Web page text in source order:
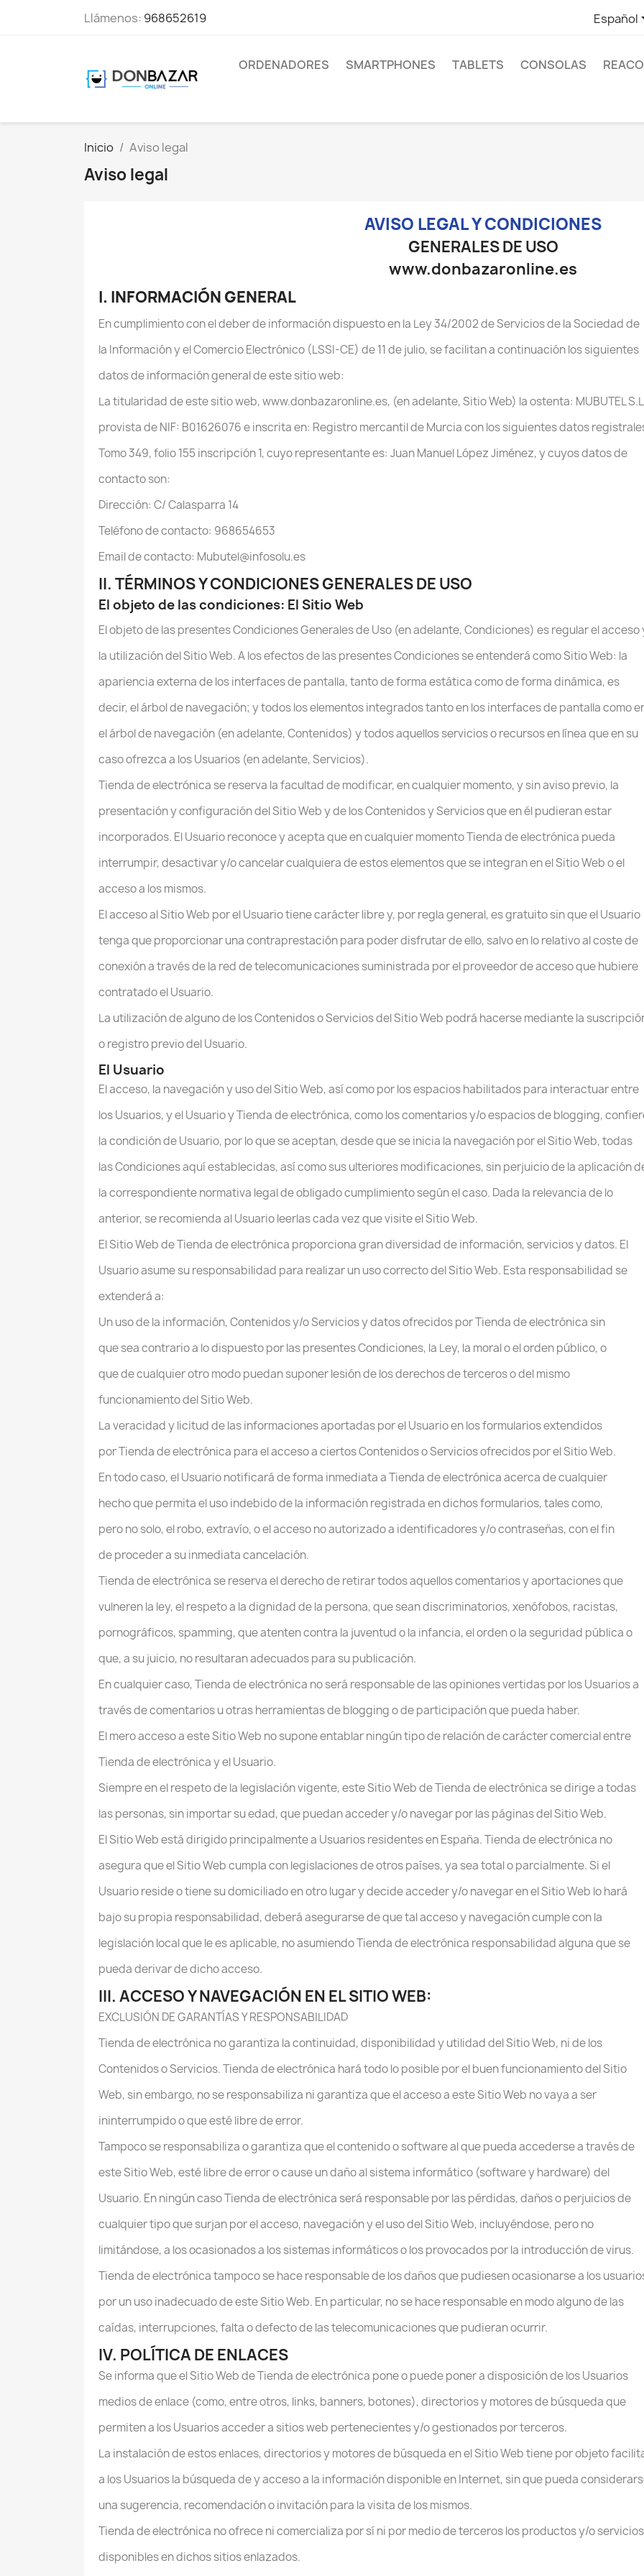
Llámenos: 968652619 Español
ORDENADORES SMARTPHONES TABLETS CONSOLAS
Inicio Aviso legal
Aviso legal
AVISO LEGAL Y CONDICIONES
GENERALES DE USO
www.donbazaronline.es
I. INFORMACIÓN GENERAL
En cumplimiento con el deber de información dispuesto en la Ley 34/2002 de Servicios de la Sociedad de
la Información y el Comercio Electrónico (LSSI-CE) de 11 de julio, se facilitan a continuación los siguientes
datos de información general de este sitio web:
La titularidad de este sitio web, www.donbazaronline.es, (en adelante, Sitio Web) la ostenta: MUBUTEL
provista de NIF: B01626076 e inscrita en: Registro mercantil de Murcia con los siguientes datos
Tomo 349, folio 155 inscripción 1, cuyo representante es: Juan Manuel López Jiménez, y cuyos datos de
contacto son:
Dirección: C/ Calasparra 14
Teléfono de contacto: 968654653
Email de contacto: Mubutel@infosolu.es
II. TÉRMINOS Y CONDICIONES GENERALES DE USO
El objeto de las condiciones: El Sitio Web
El objeto de las presentes Condiciones Generales de Uso (en adelante, Condiciones) es regular el acceso
la utilización del Sitio Web. A los efectos de las presentes Condiciones se entenderá como Sitio Web: la
apariencia externa de los interfaces de pantalla, tanto de forma estática como de forma dinámica, es
decir, el árbol de navegación; y todos los elementos integrados tanto en los interfaces de pantalla como
el árbol de navegación (en adelante, Contenidos) y todos aquellos servicios o recursos en línea que en su
caso ofrezca a los Usuarios (en adelante, Servicios).
Tienda de electrónica se reserva la facultad de modificar, en cualquier momento, y sin aviso previo, la
presentación y configuración del Sitio Web y de los Contenidos y Servicios que en él pudieran estar
incorporados. El Usuario reconoce y acepta que en cualquier momento Tienda de electrónica pueda
interrumpir, desactivar y/o cancelar cualquiera de estos elementos que se integran en el Sitio Web o el
acceso a los mismos.
El acceso al Sitio Web por el Usuario tiene carácter libre y, por regla general, es gratuito sin que el Usuario
tenga que proporcionar una contraprestación para poder disfrutar de ello, salvo en lo relativo al coste de
conexión a través de la red de telecomunicaciones suministrada por el proveedor de acceso que hubiere
contratado el Usuario.
La utilización de alguno de los Contenidos o Servicios del Sitio Web podrá hacerse mediante la
o registro previo del Usuario.
El Usuario
El acceso, la navegación y uso del Sitio Web, así como por los espacios habilitados para interactuar entre
los Usuarios, y el Usuario y Tienda de electrónica, como los comentarios y/o espacios de blogging,
la condición de Usuario, por lo que se aceptan, desde que se inicia la navegación por el Sitio Web, todas
las Condiciones aquí establecidas, así como sus ulteriores modificaciones, sin perjuicio de la aplicación
la correspondiente normativa legal de obligado cumplimiento según el caso. Dada la relevancia de lo
anterior, se recomienda al Usuario leerlas cada vez que visite el Sitio Web.
El Sitio Web de Tienda de electrónica proporciona gran diversidad de información, servicios y datos. El
Usuario asume su responsabilidad para realizar un uso correcto del Sitio Web. Esta responsabilidad se
extenderá a:
Un uso de la información, Contenidos y/o Servicios y datos ofrecidos por Tienda de electrónica sin
que sea contrario a lo dispuesto por las presentes Condiciones, la Ley, la moral o el orden público, o
que de cualquier otro modo puedan suponer lesión de los derechos de terceros o del mismo
funcionamiento del Sitio Web.
La veracidad y licitud de las informaciones aportadas por el Usuario en los formularios extendidos
por Tienda de electrónica para el acceso a ciertos Contenidos o Servicios ofrecidos por el Sitio Web.
En todo caso, el Usuario notificará de forma inmediata a Tienda de electrónica acerca de cualquier
hecho que permita el uso indebido de la información registrada en dichos formularios, tales como,
pero no solo, el robo, extravío, o el acceso no autorizado a identificadores y/o contraseñas, con el fin
de proceder a su inmediata cancelación.
Tienda de electrónica se reserva el derecho de retirar todos aquellos comentarios y aportaciones que
vulneren la ley, el respeto a la dignidad de la persona, que sean discriminatorios, xenófobos, racistas,
pornográficos, spamming, que atenten contra la juventud o la infancia, el orden o la seguridad pública o
que, a su juicio, no resultaran adecuados para su publicación.
En cualquier caso, Tienda de electrónica no será responsable de las opiniones vertidas por los Usuarios a
través de comentarios u otras herramientas de blogging o de participación que pueda haber.
El mero acceso a este Sitio Web no supone entablar ningún tipo de relación de carácter comercial entre
Tienda de electrónica y el Usuario.
Siempre en el respeto de la legislación vigente, este Sitio Web de Tienda de electrónica se dirige a todas
las personas, sin importar su edad, que puedan acceder y/o navegar por las páginas del Sitio Web.
El Sitio Web está dirigido principalmente a Usuarios residentes en España. Tienda de electrónica no
asegura que el Sitio Web cumpla con legislaciones de otros países, ya sea total o parcialmente. Si el
Usuario reside o tiene su domiciliado en otro lugar y decide acceder y/o navegar en el Sitio Web lo hará
bajo su propia responsabilidad, deberá asegurarse de que tal acceso y navegación cumple con la
legislación local que le es aplicable, no asumiendo Tienda de electrónica responsabilidad alguna que se
pueda derivar de dicho acceso.
III. ACCESO Y NAVEGACIÓN EN EL SITIO WEB:
EXCLUSIÓN DE GARANTÍAS Y RESPONSABILIDAD
Tienda de electrónica no garantiza la continuidad, disponibilidad y utilidad del Sitio Web, ni de los
Contenidos o Servicios. Tienda de electrónica hará todo lo posible por el buen funcionamiento del Sitio
Web, sin embargo, no se responsabiliza ni garantiza que el acceso a este Sitio Web no vaya a ser
ininterrumpido o que esté libre de error.
Tampoco se responsabiliza o garantiza que el contenido o software al que pueda accederse a través de
este Sitio Web, esté libre de error o cause un daño al sistema informático (software y hardware) del
Usuario. En ningún caso Tienda de electrónica será responsable por las pérdidas, daños o perjuicios de
cualquier tipo que surjan por el acceso, navegación y el uso del Sitio Web, incluyéndose, pero no
limitándose, a los ocasionados a los sistemas informáticos o los provocados por la introducción de virus.
Tienda de electrónica tampoco se hace responsable de los daños que pudiesen ocasionarse a los
por un uso inadecuado de este Sitio Web. En particular, no se hace responsable en modo alguno de las
caídas, interrupciones, falta o defecto de las telecomunicaciones que pudieran ocurrir.
IV. POLÍTICA DE ENLACES
Se informa que el Sitio Web de Tienda de electrónica pone o puede poner a disposición de los Usuarios
medios de enlace (como, entre otros, links, banners, botones), directorios y motores de búsqueda que
permiten a los Usuarios acceder a sitios web pertenecientes y/o gestionados por terceros.
La instalación de estos enlaces, directorios y motores de búsqueda en el Sitio Web tiene por objeto
a los Usuarios la búsqueda de y acceso a la información disponible en Internet, sin que pueda
una sugerencia, recomendación o invitación para la visita de los mismos.
Tienda de electrónica no ofrece ni comercializa por sí ni por medio de terceros los productos y/o servicios
disponibles en dichos sitios enlazados.